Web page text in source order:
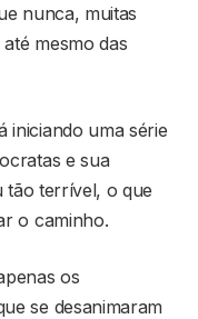
nunca, muitas
mesmo das
iniciando uma série
e sua
tão terrível, o que
o caminho.
os
se desanimaram